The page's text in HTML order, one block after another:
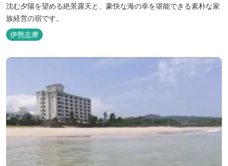
沈む夕陽を望める絶景露天と、豪快な海の幸を堪能できる素朴な家
族経営の宿です。
伊勢志摩